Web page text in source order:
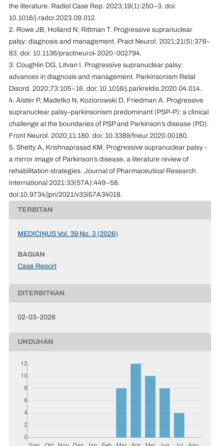
the literature. Radiol Case Rep. 2023;19(1):250–3. doi:
10.1016/j.radcr.2023.09.012.
2. Rowe JB, Holland N, Rittman T. Progressive supranuclear
palsy: diagnosis and management. Pract Neurol. 2021;21(5):376–
83. doi: 10.1136/practneurol-2020-002794.
3. Coughlin DG, Litvan I. Progressive supranuclear palsy:
advances in diagnosis and management. Parkinsonism Relat
Disord. 2020;73:105–16. doi: 10.1016/j.parkreldis.2020.04.014.
4. Alster P, Madetko N, Koziorowski D, Friedman A. Progressive
supranuclear palsy–parkinsonism predominant (PSP-P): a clinical
challenge at the boundaries of PSP and Parkinson’s disease (PD).
Front Neurol. 2020;11:180. doi: 10.3389/fneur.2020.00180.
5. Shetty A, Krishnaprasad KM. Progressive supranuclear palsy -
a mirror image of Parkinson’s disease, a literature review of
rehabilitation strategies. Journal of Pharmaceutical Research
International 2021:33(57A):449–58.
doi:10.9734/jpri/2021/v33i57A34018.
TERBITAN
MEDICINUS Vol. 39 No. 3 (2026)
BAGIAN
Case Report
DITERBITKAN
02-03-2026
UNDUHAN